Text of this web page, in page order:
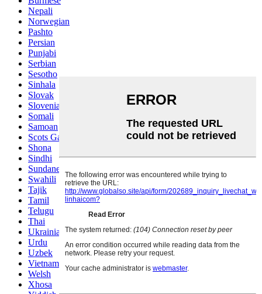
Nepali
Norwegian
Pashto
Persian
Punjabi
Serbian
Sesotho
Sinhala
Slovak
Slovenian
Somali
Samoan
Scots Gaelic
Shona
Sindhi
Sundanese
Swahili
Tajik
Tamil
Telugu
Thai
Ukrainian
Urdu
Uzbek
Vietnamese
Welsh
Xhosa